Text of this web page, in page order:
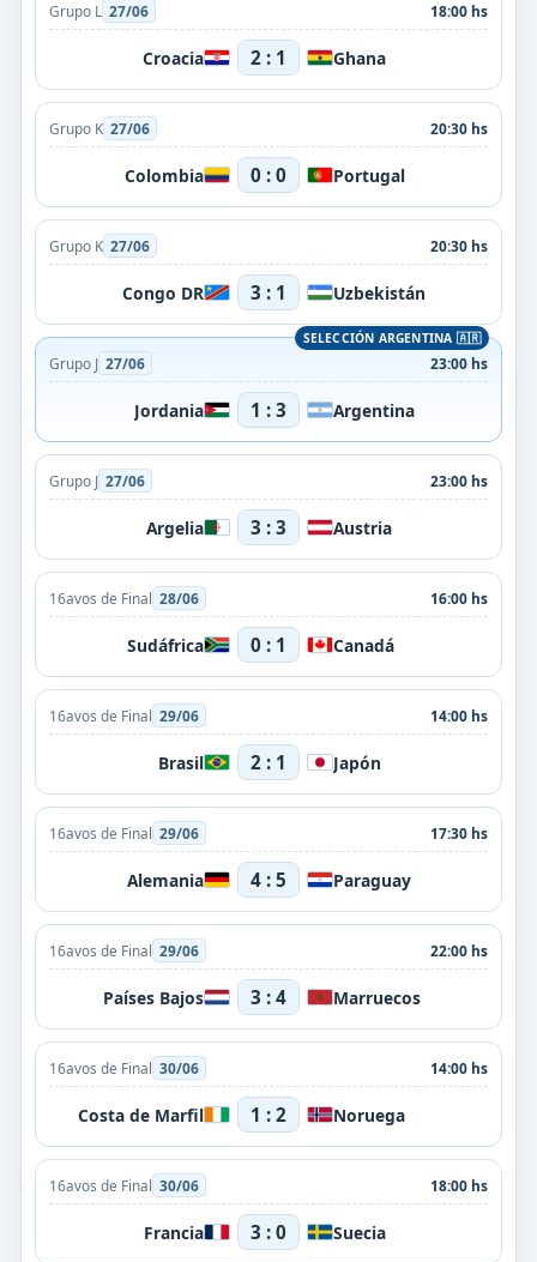
Grupo L 27/06 18:00 hs
Croacia 2 : 1 Ghana
Grupo K 27/06 20:30 hs
Colombia 0 : 0 Portugal
Grupo K 27/06 20:30 hs
Congo DR 3 : 1 Uzbekistán
Grupo J 27/06 23:00 hs
Jordania 1 : 3 Argentina
Grupo J 27/06 23:00 hs
Argelia 3 : 3 Austria
16avos de Final 28/06 16:00 hs
Sudáfrica 0 : 1 Canadá
16avos de Final 29/06 14:00 hs
Brasil 2 : 1 Japón
16avos de Final 29/06 17:30 hs
Alemania 4 : 5 Paraguay
16avos de Final 29/06 22:00 hs
Países Bajos 3 : 4 Marruecos
16avos de Final 30/06 14:00 hs
Costa de Marfil 1 : 2 Noruega
16avos de Final 30/06 18:00 hs
Francia 3 : 0 Suecia